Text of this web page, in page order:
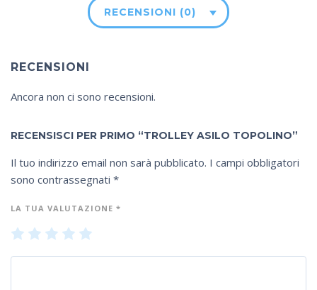
RECENSIONI (0)
RECENSIONI
Ancora non ci sono recensioni.
RECENSISCI PER PRIMO “TROLLEY ASILO TOPOLINO”
Il tuo indirizzo email non sarà pubblicato. I campi obbligatori
sono contrassegnati *
LA TUA VALUTAZIONE *
1 2 3 4